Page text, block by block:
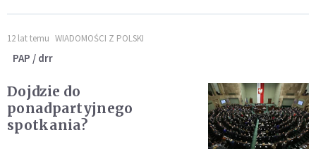
12 lat temu WIADOMOŚCI Z POLSKI
PAP / drr
Dojdzie do
ponadpartyjnego
spotkania?